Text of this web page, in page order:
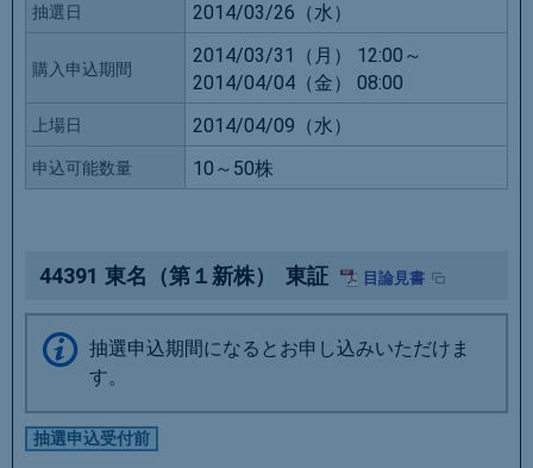
抽選日 2014/03/26（水）
購入申込期間
2014/03/31（月） 12:00～
2014/04/04（金） 08:00
上場日 2014/04/09（水）
申込可能数量 10～50株
44391 東名（第１新株） 東証 目論見書
抽選申込期間になるとお申し込みいただけま
す。
抽選申込受付前